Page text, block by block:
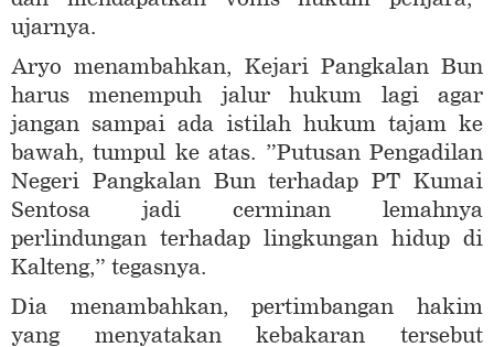
ujarnya.
Aryo menambahkan, Kejari Pangkalan Bun
harus menempuh jalur hukum lagi agar
jangan sampai ada istilah hukum tajam ke
bawah, tumpul ke atas. ”Putusan Pengadilan
Negeri Pangkalan Bun terhadap PT Kumai
Sentosa jadi cerminan lemahnya
perlindungan terhadap lingkungan hidup di
Kalteng,” tegasnya.
Dia menambahkan, pertimbangan hakim
yang menyatakan kebakaran tersebut